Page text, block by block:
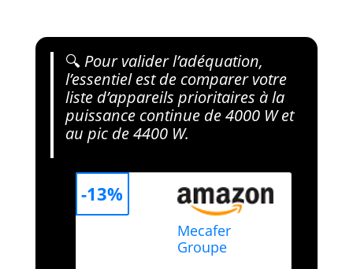
🔍 Pour valider l’adéquation,
l’essentiel est de comparer votre
liste d’appareils prioritaires à la
puissance continue de 4000 W et
au pic de 4400 W.
Mecafer
Groupe
-13%